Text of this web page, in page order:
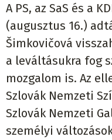
A PS, az SaS és a
(augusztus 16.)
Šimkovičová
a leváltásukra fog
mozgalom is. Az
Szlovák Nemzeti
Szlovák Nemzeti
személyi